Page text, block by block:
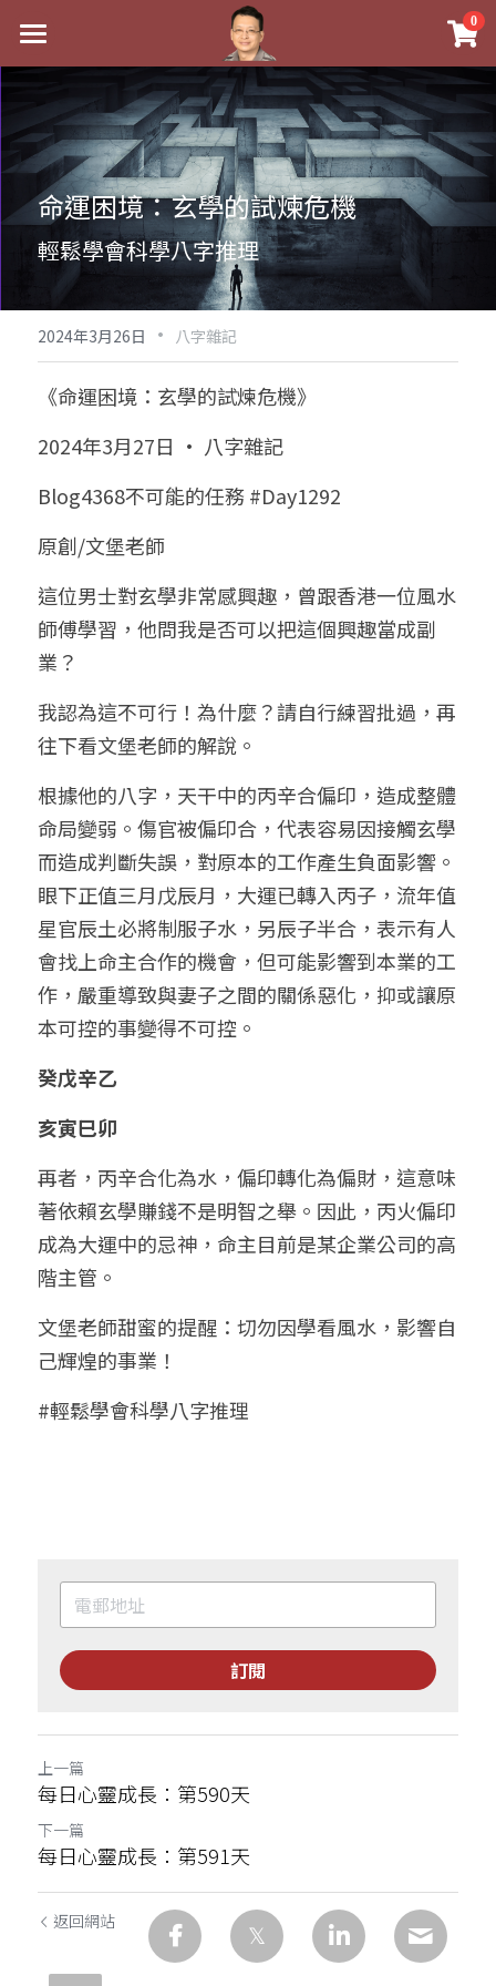
0
最新消息
關於我
實體經營
祖傳命理
手工印鑑
課程介紹
五行八字學
後天派陽宅
Blog
黃金會員專區
八字雜記
心靈成長
人氣最高
站長精選
臉書生活
好書推廌
試閱專區
Podcast聽書
團隊訓練營
八字視頻
陽宅視頻
線上直播
自我挑戰
線上學苑
八字初階班1
八字初階班2
八字進階班
八字中階班
八字高階班
五行計算初階班
五行計算高階班
團隊訓練營
命理商城
八字完整班
《十神高階實戰錄》完整典藏版
科學八字推理PDF
八字批命
我的著作
科學八字推理1
科學八字推理2
科學八字推理3
科學八字輕鬆學
輕鬆學會科學八字推理
與我預約
批命預約
上課預約
常見問題
FB粉絲頁
登錄/註冊
搜索
繁體中文
繁體中文
0938617837
support@p8zicourse.com
五行八字線上班
命運困境：玄學的試煉危機
輕鬆學會科學八字推理
2024年3月26日 · 八字雜記
《命運困境：玄學的試煉危機》
2024年3月27日 · 八字雜記
Blog4368不可能的任務 #Day1292
原創/文堡老師
這位男士對玄學非常感興趣，曾跟香港一位風水
師傅學習，他問我是否可以把這個興趣當成副
業？
我認為這不可行！為什麼？請自行練習批過，再
往下看文堡老師的解說。
根據他的八字，天干中的丙辛合偏印，造成整體
命局變弱。傷官被偏印合，代表容易因接觸玄學
而造成判斷失誤，對原本的工作產生負面影響。
眼下正值三月戊辰月，大運已轉入丙子，流年值
星官辰土必將制服子水，另辰子半合，表示有人
會找上命主合作的機會，但可能影響到本業的工
作，嚴重導致與妻子之間的關係惡化，抑或讓原
本可控的事變得不可控。
癸戊辛乙
亥寅巳卯
再者，丙辛合化為水，偏印轉化為偏財，這意味
著依賴玄學賺錢不是明智之舉。因此，丙火偏印
成為大運中的忌神，命主目前是某企業公司的高
階主管。
文堡老師甜蜜的提醒：切勿因學看風水，影響自
己輝煌的事業！
#輕鬆學會科學八字推理
訂閱
上一篇
每日心靈成長：第590天
下一篇
每日心靈成長：第591天
返回網站
×
商品分類
八字線上完整班
科學八字推理PDF
《十神高階實戰錄》完整典藏版
1美元超值PDF